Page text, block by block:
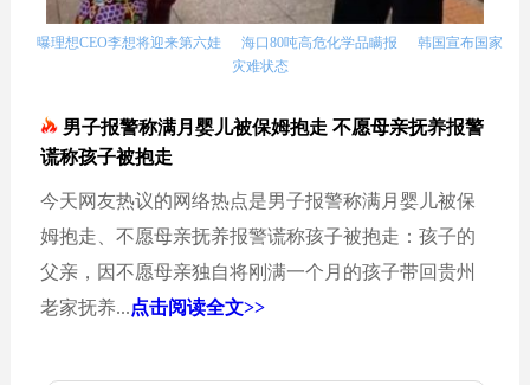
曝理想CEO李想将迎来第六娃 海口80吨高危化学品瞒报
韩国宣布国家
灾难状态
男子报警称满月婴儿被保姆抱走 不愿母亲抚养报警
谎称孩子被抱走
今天网友热议的网络热点是男子报警称满月婴儿被保
姆抱走、不愿母亲抚养报警谎称孩子被抱走：孩子的
父亲，因不愿母亲独自将刚满一个月的孩子带回贵州
老家抚养...点击阅读全文>>